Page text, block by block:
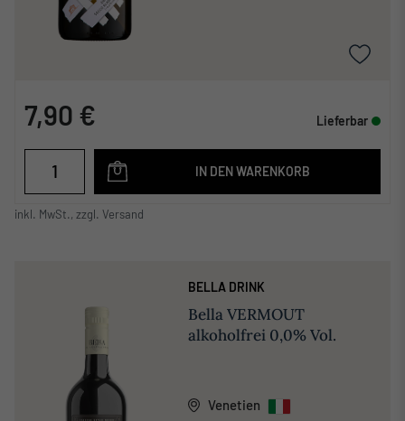
7,90 € Lieferbar
IN DEN WARENKORB
inkl. MwSt., zzgl. Versand
BELLA DRINK
Bella VERMOUT
alkoholfrei 0,0% Vol.
Venetien